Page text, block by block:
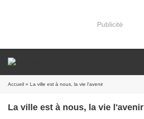
Publicité
Accueil » La ville est à nous, la vie l'avenir
La ville est à nous, la vie l'avenir